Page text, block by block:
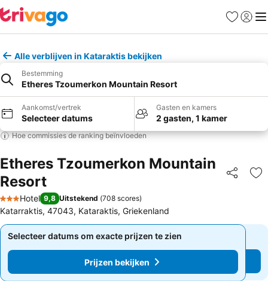
Favorieten
Alle verblijven in Kataraktis bekijken
Bestemming
Etheres Tzoumerkon Mountain Resort
Aankomst/vertrek
Selecteer datums
Gasten en kamers
2 gasten, 1 kamer
Hoe commissies de ranking beïnvloeden
Etheres Tzoumerkon Mountain
Resort
Delen
3 Sterren
Hotel 9,8 Uitstekend (708 scores)
Katarraktis, 47043, Kataraktis, Griekenland
Selecteer datums om exacte prijzen te zien
Prijzen bekijken
Selecteer datums om exacte prijzen te zien
Prijzen bekijken